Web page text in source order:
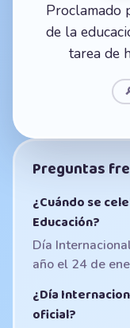
Proclamado
de la
tarea de
Preguntas
¿Cuándo se
Educación?
Día
año el 24 de
¿Día
oficial?